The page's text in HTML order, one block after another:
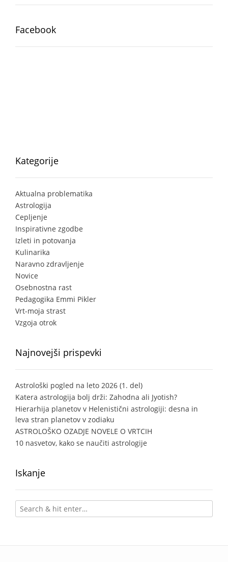
Facebook
Kategorije
Aktualna problematika
Astrologija
Cepljenje
Inspirativne zgodbe
Izleti in potovanja
Kulinarika
Naravno zdravljenje
Novice
Osebnostna rast
Pedagogika Emmi Pikler
Vrt-moja strast
Vzgoja otrok
Najnovejši prispevki
Astrološki pogled na leto 2026 (1. del)
Katera astrologija bolj drži: Zahodna ali Jyotish?
Hierarhija planetov v Helenistični astrologiji: desna in
leva stran planetov v zodiaku
ASTROLOŠKO OZADJE NOVELE O VRTCIH
10 nasvetov, kako se naučiti astrologije
Iskanje